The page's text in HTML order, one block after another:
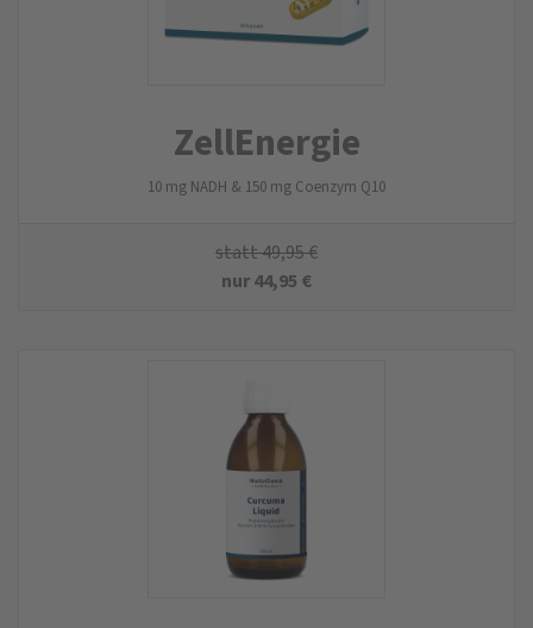
ZellEnergie
10 mg NADH & 150 mg Coenzym Q10
statt49,95€
nur44,95 €